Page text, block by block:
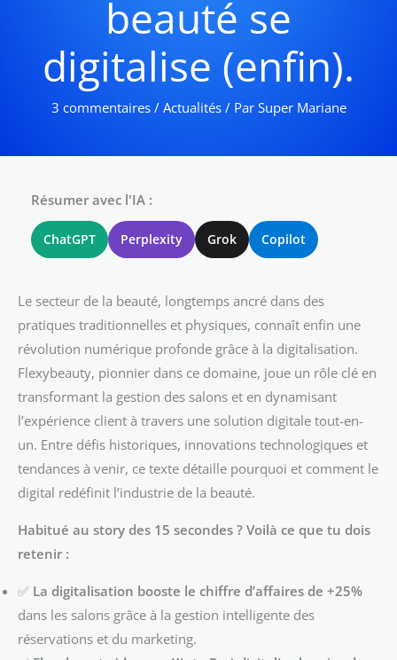
beauté se
digitalise (enfin).
3 commentaires / Actualités/ Par Super Mariane
Résumer avec l'IA :
ChatGPT Perplexity Grok Copilot
Le secteur de la beauté, longtemps ancré dans des
pratiques traditionnelles et physiques, connaît enfin une
révolution numérique profonde grâce à la digitalisation.
Flexybeauty, pionnier dans ce domaine, joue un rôle clé en
transformant la gestion des salons et en dynamisant
l’expérience client à travers une solution digitale tout-en-
un. Entre défis historiques, innovations technologiques et
tendances à venir, ce texte détaille pourquoi et comment le
digital redéfinit l’industrie de la beauté.
Habitué au story des 15 secondes ? Voilà ce que tu dois
retenir :
✅ La digitalisation booste le chiffre d’affaires de +25%
dans les salons grâce à la gestion intelligente des
réservations et du marketing.